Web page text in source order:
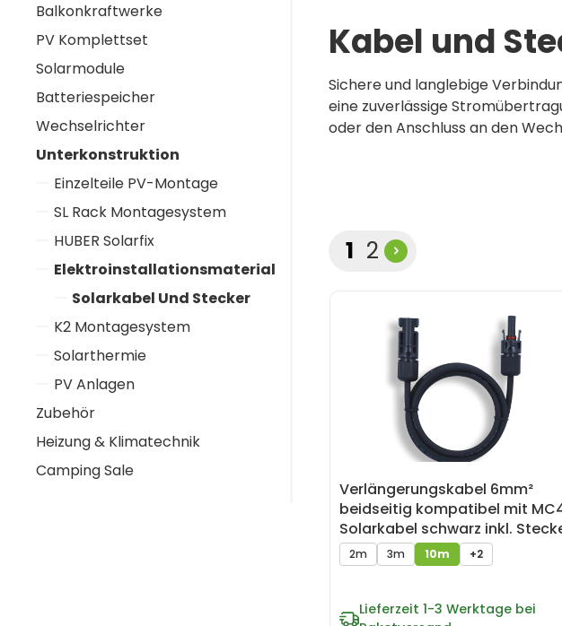
Balkonkraftwerke
PV Komplettset
Solarmodule
Batteriespeicher
Wechselrichter
Unterkonstruktion
Einzelteile PV-Montage
SL Rack Montagesystem
HUBER Solarfix
Elektroinstallationsmaterial
Solarkabel Und Stecker
K2 Montagesystem
Solarthermie
PV Anlagen
Zubehör
Heizung & Klimatechnik
Camping Sale
Kabel und
Sichere und langlebige
eine zuverlässige
oder den Anschluss an den
Seite
1 Seite
2
Verlängerungskabel 6mm²
beidseitig kompatibel mit
Solarkabel schwarz inkl.
- 10m
2m 3m 10m +2
Lieferzeit 1-3 Werktage bei